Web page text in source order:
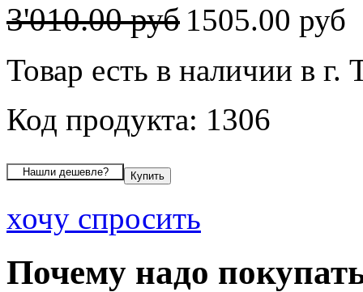
3'010.00 руб 1505.00 руб
Товар есть в наличии в г.
Код продукта: 1306
хочу спросить
Почему надо